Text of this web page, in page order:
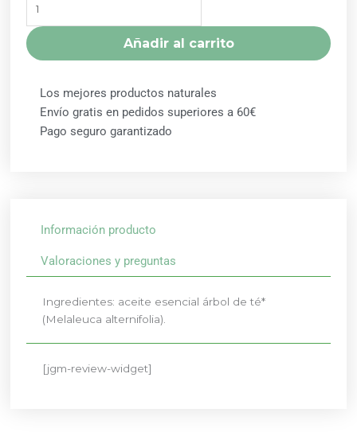
BIO
12ML
EL
Añadir al carrito
Los mejores productos naturales
Envío gratis en pedidos superiores a 60€
Pago seguro garantizado
Información producto
Valoraciones y preguntas
Ingredientes: aceite esencial árbol de té*
(Melaleuca alternifolia).
[jgm-review-widget]